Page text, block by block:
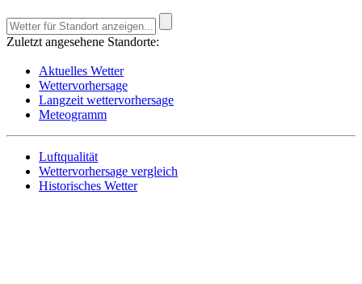
Zuletzt angesehene Standorte:
Aktuelles Wetter
Wettervorhersage
Langzeit wettervorhersage
Meteogramm
Luftqualität
Wettervorhersage vergleich
Historisches Wetter